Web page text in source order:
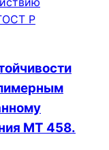
МТ 458.